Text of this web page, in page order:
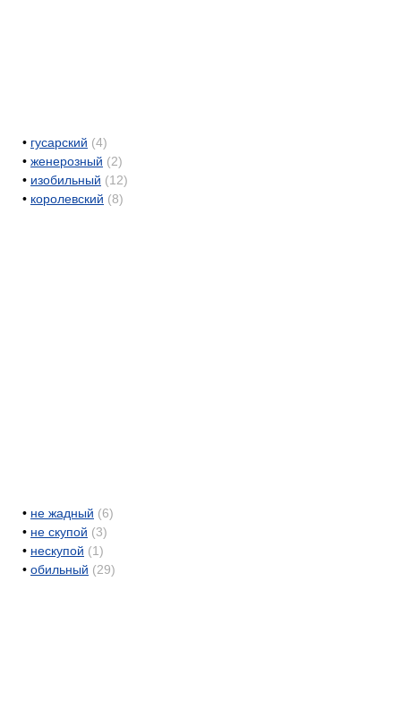
• гусарский (4)
• женерозный (2)
• изобильный (12)
• королевский (8)
• не жадный (6)
• не скупой (3)
• нескупой (1)
• обильный (29)